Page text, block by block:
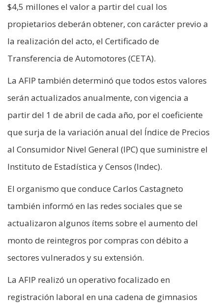
$4,5 millones el valor a partir del cual los
propietarios deberán obtener, con carácter previo a
la realización del acto, el Certificado de
Transferencia de Automotores (CETA).
La AFIP también determinó que todos estos valores
serán actualizados anualmente, con vigencia a
partir del 1 de abril de cada año, por el coeficiente
que surja de la variación anual del Índice de Precios
al Consumidor Nivel General (IPC) que suministre el
Instituto de Estadística y Censos (Indec).
El organismo que conduce Carlos Castagneto
también informó en las redes sociales que se
actualizaron algunos ítems sobre el aumento del
monto de reintegros por compras con débito a
sectores vulnerados y su extensión.
La AFIP realizó un operativo focalizado en
registración laboral en una cadena de gimnasios